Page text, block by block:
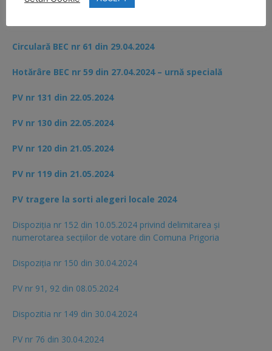
Circulară BEC nr 61 din 29.04.2024
Hotărâre BEC nr 59 din 27.04.2024 – urnă specială
PV nr 131 din 22.05.2024
PV nr 130 din 22.05.2024
PV nr 120 din 21.05.2024
PV nr 119 din 21.05.2024
PV tragere la sorti alegeri locale 2024
Dispoziția nr 152 din 10.05.2024 privind delimitarea și
numerotarea secțiilor de votare din Comuna Prigoria
Dispoziția nr 150 din 30.04.2024
PV nr 91, 92 din 08.05.2024
Dispozitia nr 149 din 30.04.2024
PV nr 76 din 30.04.2024